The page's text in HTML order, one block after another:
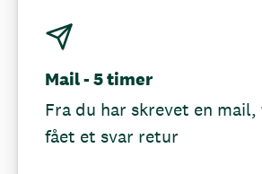
Mail - 5 timer
Fra du har skrevet en
fået et svar retur